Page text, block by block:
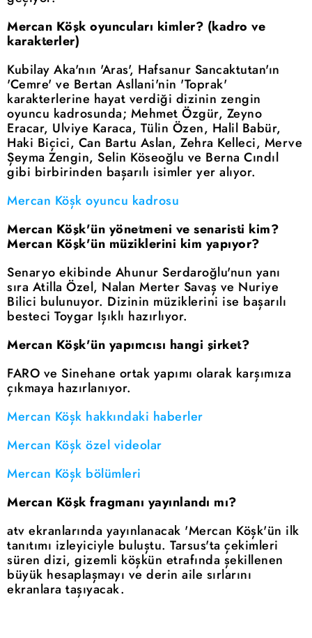
Mercan Köşk oyuncuları kimler? (kadro ve
karakterler)
Kubilay Aka'nın 'Aras', Hafsanur Sancaktutan'ın
'Cemre' ve Bertan Asllani'nin 'Toprak'
karakterlerine hayat verdiği dizinin zengin
oyuncu kadrosunda; Mehmet Özgür, Zeyno
Eracar, Ulviye Karaca, Tülin Özen, Halil Babür,
Haki Biçici, Can Bartu Aslan, Zehra Kelleci, Merve
Şeyma Zengin, Selin Köseoğlu ve Berna Cındıl
gibi birbirinden başarılı isimler yer alıyor.
Mercan Köşk oyuncu kadrosu
Mercan Köşk'ün yönetmeni ve senaristi kim?
Mercan Köşk'ün müziklerini kim yapıyor?
Senaryo ekibinde Ahunur Serdaroğlu'nun yanı
sıra Atilla Özel, Nalan Merter Savaş ve Nuriye
Bilici bulunuyor. Dizinin müziklerini ise başarılı
besteci Toygar Işıklı hazırlıyor.
Mercan Köşk'ün yapımcısı hangi şirket?
FARO ve Sinehane ortak yapımı olarak karşımıza
çıkmaya hazırlanıyor.
Mercan Köşk hakkındaki haberler
Mercan Köşk özel videolar
Mercan Köşk bölümleri
Mercan Köşk fragmanı yayınlandı mı?
atv ekranlarında yayınlanacak 'Mercan Köşk'ün ilk
tanıtımı izleyiciyle buluştu. Tarsus'ta çekimleri
süren dizi, gizemli köşkün etrafında şekillenen
büyük hesaplaşmayı ve derin aile sırlarını
ekranlara taşıyacak.